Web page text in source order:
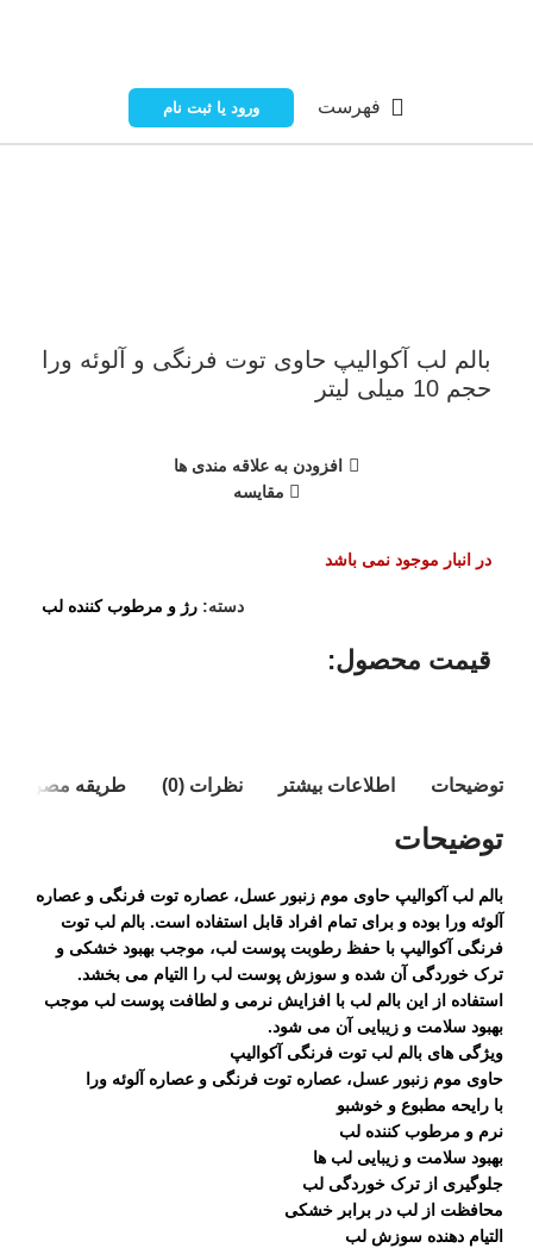
فهرست ورود یا ثبت نام
بالم لب آکوالیپ حاوی توت فرنگی و آلوئه ورا
حجم 10 میلی لیتر
افزودن به علاقه مندی ها
مقایسه
در انبار موجود نمی باشد
دسته: رژ و مرطوب کننده لب
قیمت محصول:​
توضیحات اطلاعات بیشتر نظرات (0) طریقه مصرف
توضیحات
بالم لب آکوالیپ حاوی موم زنبور عسل، عصاره توت فرنگی و عصاره
آلوئه ورا بوده و برای تمام افراد قابل استفاده است. بالم لب توت
فرنگی آکوالیپ با حفظ رطوبت پوست لب، موجب بهبود خشکی و
ترک خوردگی آن شده و سوزش پوست لب را التیام می بخشد.
استفاده از این بالم لب با افزایش نرمی و لطافت پوست لب موجب
بهبود سلامت و زیبایی آن می شود.
ویژگی های بالم لب توت فرنگی آکوالیپ
حاوی موم زنبور عسل، عصاره توت فرنگی و عصاره آلوئه ورا
با رایحه مطبوع و خوشبو
نرم و مرطوب کننده لب
بهبود سلامت و زیبایی لب ها
جلوگیری از ترک خوردگی لب
محافظت از لب در برابر خشکی
التیام دهنده سوزش لب